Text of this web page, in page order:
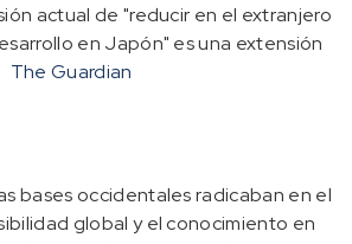
actual de "reducir en el extranjero
en Japón" es una extensión
The Guardian
bases occidentales radicaban en el
global y el conocimiento en